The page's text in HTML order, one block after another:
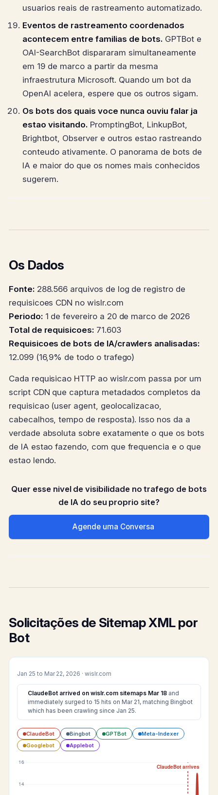
usuarios reais de rastreamento automatizado.
Eventos de rastreamento coordenados
acontecem entre familias de bots. GPTBot e
OAI-SearchBot dispararam simultaneamente
em 19 de marco a partir da mesma
infraestrutura Microsoft. Quando um bot da
OpenAI acelera, espere que os outros sigam.
Os bots dos quais voce nunca ouviu falar ja
estao visitando. PromptingBot, LinkupBot,
Brightbot, Observer e outros estao rastreando
conteudo ativamente. O panorama de bots de
IA e maior do que os nomes mais conhecidos
sugerem.
Os Dados
Fonte:288.566 arquivos de log de registro de
requisicoes CDN no wislr.com
Periodo:1 de fevereiro a 20 de marco de 2026
Total de requisicoes:71.603
Requisicoes de bots de IA/crawlers analisadas:
12.099 (16,9% de todo o trafego)
Cada requisicao HTTP ao wislr.com passa por um
script CDN que captura metadados completos da
requisicao (user agent, geolocalizacao,
cabecalhos, tempo de resposta). Isso nos da a
verdade absoluta sobre exatamente o que os bots
de IA estao fazendo, com que frequencia e o que
estao lendo.
Quer esse nivel de visibilidade no trafego de bots
de IA do seu proprio site?
Agende uma Conversa
Solicitações de Sitemap XML por
Bot
Jan 25 to Mar 22, 2026 · wislr.com
ClaudeBot arrived on wislr.com sitemaps Mar 18and
immediately surged to 15 hits on Mar 21, matching Bingbot
which has been crawling since Jan 25.
ClaudeBot Bingbot GPTBot
Meta-Indexer
Googlebot
Applebot